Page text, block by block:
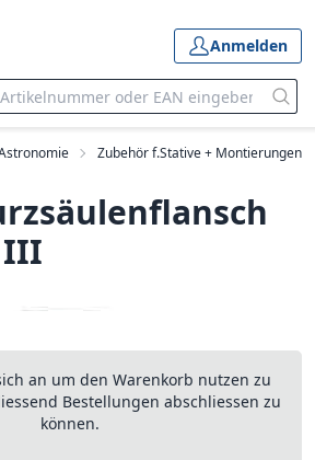
Anmelden
Zubehör f.Stative + Montierungen
III
an um den Warenkorb nutzen zu
Bestellungen abschliessen zu
können.